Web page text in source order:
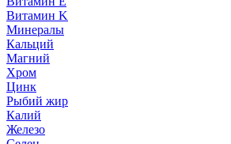
Витамин K
Минералы
Кальций
Магний
Хром
Цинк
Рыбий жир
Калий
Железо